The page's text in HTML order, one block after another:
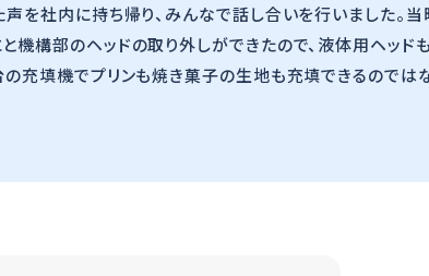
声を社内に持ち帰り、みんなで話し合いを行いました。
機構部のヘッドの取り外しができたので、液体用ヘッド
の充填機でプリンも焼き菓子の生地も充填できるのでは